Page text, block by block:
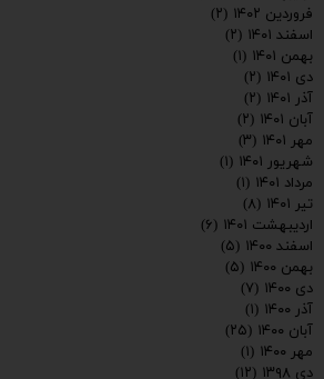
فروردین ۱۴۰۲
(۲)
اسفند ۱۴۰۱
(۲)
بهمن ۱۴۰۱
(۱)
دی ۱۴۰۱
(۲)
آذر ۱۴۰۱
(۲)
آبان ۱۴۰۱
(۲)
مهر ۱۴۰۱
(۳)
شهریور ۱۴۰۱
(۱)
مرداد ۱۴۰۱
(۱)
تیر ۱۴۰۱
(۸)
اردیبهشت ۱۴۰۱
(۶)
اسفند ۱۴۰۰
(۵)
بهمن ۱۴۰۰
(۵)
دی ۱۴۰۰
(۷)
آذر ۱۴۰۰
(۱)
آبان ۱۴۰۰
(۲۵)
مهر ۱۴۰۰
(۱)
دی ۱۳۹۸
(۱۲)